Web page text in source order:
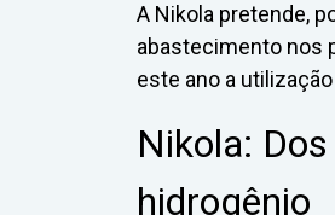
A Nikola pretende,
abastecimento nos
este ano a
Nikola:
hidrogênio